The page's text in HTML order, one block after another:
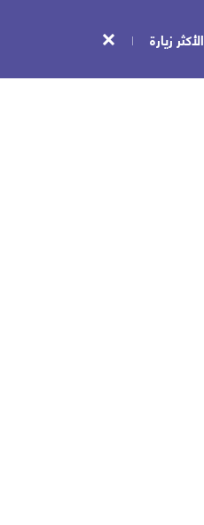
الأكثر زيارة